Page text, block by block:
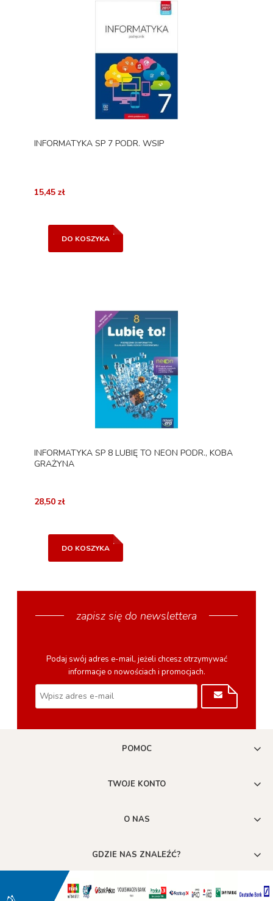
INFORMATYKA SP 7 PODR. WSIP
15,45 zł
DO KOSZYKA
INFORMATYKA SP 8 LUBIĘ TO NEON PODR., KOBA
GRAŻYNA
28,50 zł
DO KOSZYKA
zapisz się do newslettera
Podaj swój adres e-mail, jeżeli chcesz otrzymywać
informacje o nowościach i promocjach.
POMOC
TWOJE KONTO
O NAS
GDZIE NAS ZNALEŹĆ?